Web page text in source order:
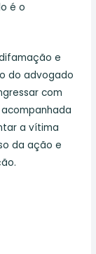
é o
e
do advogado
com
a vítima
da ação e